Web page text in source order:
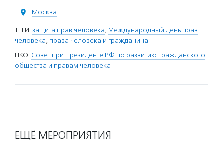
Москва
ТЕГИ: защита прав человека, Международный день прав
человека, права человека и гражданина
НКО: Совет при Президенте РФ по развитию гражданского
общества и правам человека
ЕЩЁ МЕРОПРИЯТИЯ